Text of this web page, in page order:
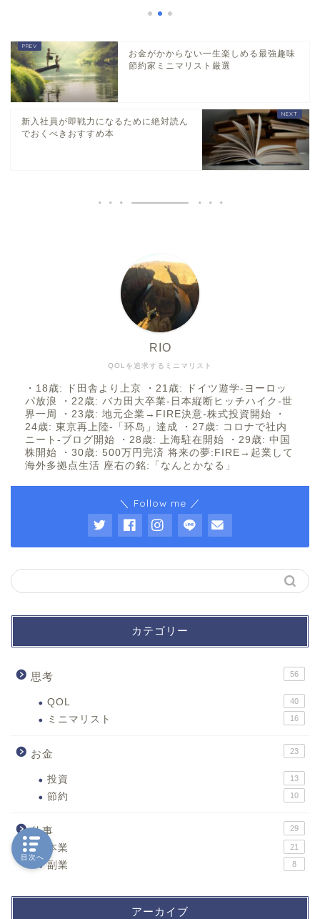
お金がかからない一生楽しめる最強趣味
節約家ミニマリスト厳選
新入社員が即戦力になるために絶対読ん
でおくべきおすすめ本
QOLを追求するミニマリスト
RIO
・18歳: ド田舎より上京 ・21歳: ドイツ遊学-ヨーロッ
パ放浪 ・22歳: バカ田大卒業-日本縦断ヒッチハイク-世
界一周 ・23歳: 地元企業→FIRE決意-株式投資開始 ・
24歳: 東京再上陸-「环岛」達成 ・27歳: コロナで社内
ニート-ブログ開始 ・28歳: 上海駐在開始 ・29歳: 中国
株開始 ・30歳: 500万円完済 将来の夢:FIRE→起業して
海外多拠点生活 座右の銘:「なんとかなる」
＼ Follow me ／
カテゴリー
思考 56
QOL 40
ミニマリスト 16
お金 23
投資 13
節約 10
仕事 29
本業 21
副業 8
アーカイブ
目次へ